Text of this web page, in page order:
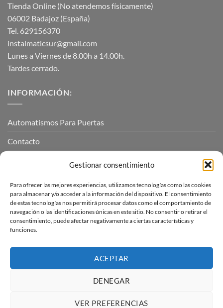
Gestionar consentimiento
Para ofrecer las mejores experiencias, utilizamos tecnologías como las cookies
para almacenar y/o acceder a la información del dispositivo. El consentimiento
de estas tecnologías nos permitirá procesar datos como el comportamiento de
navegación o las identificaciones únicas en este sitio. No consentir o retirar el
consentimiento, puede afectar negativamente a ciertas características y
funciones.
ACEPTAR
DENEGAR
VER PREFERENCIAS
Tienda Online (No atendemos físicamente)
06002 Badajoz (España)
Tel. 629156370
instalmaticsur@gmail.com
Lunes a Viernes de 8.00h a 14.00h.
Tardes cerrado.
INFORMACIÓN:
Automatismos Para Puertas
Contacto
INFORMACIÓN LEGAL
Aviso Legal